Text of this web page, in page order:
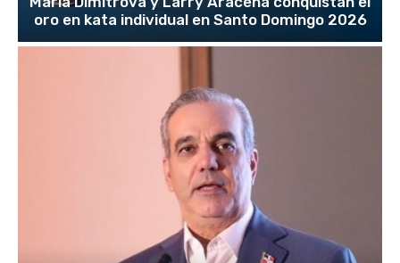
oro en kata individual en Santo Domingo 2026